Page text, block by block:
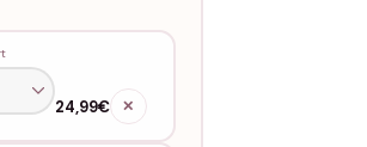
24,99€ ✕